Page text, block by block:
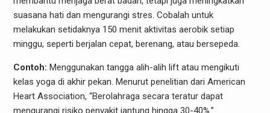
suasana hati dan mengurangi stres. Cobalah untuk
melakukan setidaknya 150 menit aktivitas aerobik setiap
minggu, seperti berjalan cepat, berenang, atau bersepeda.
Contoh: Menggunakan tangga alih-alih lift atau mengikuti
kelas yoga di akhir pekan. Menurut penelitian dari American
Heart Association, “Berolahraga secara teratur dapat
mengurangi risiko penyakit jantung hingga 30-40%.”